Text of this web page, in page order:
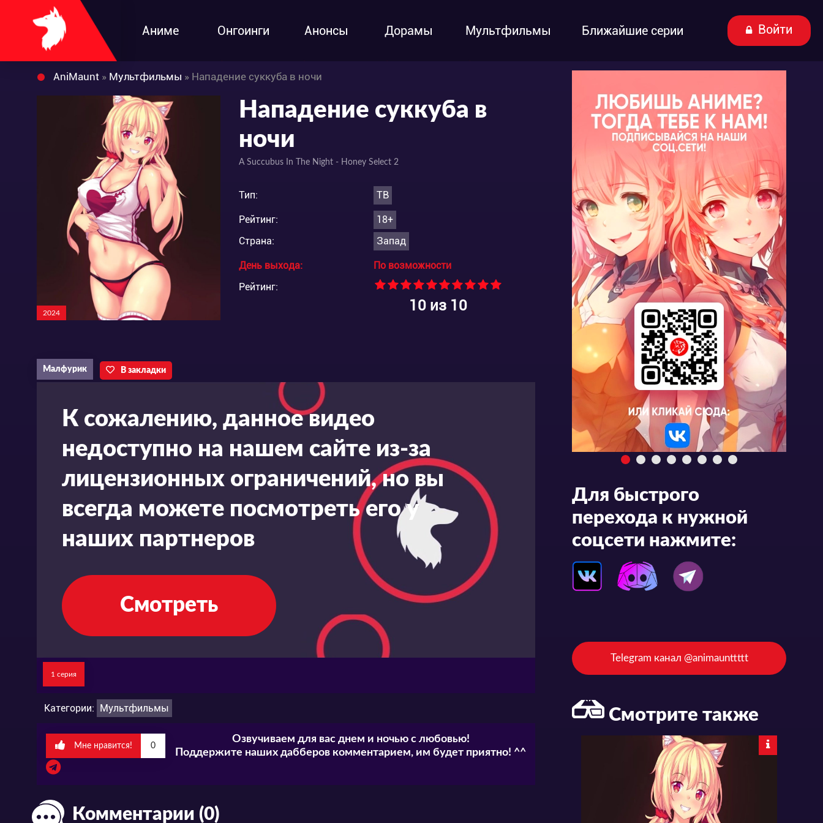
Аниме Онгоинги Анонсы Дорамы Мультфильмы Ближайшие серии Войти
AniMaunt » Мультфильмы » Нападение суккуба в ночи
2024
Нападение суккуба в
ночи
A Succubus In The Night - Honey Select 2
Тип: ТВ
Рейтинг:
18+
Страна:
Запад
День выхода:
По возможности
Рейтинг:
10из 10
Малфурик В закладки
К сожалению, данное видео
недоступно на нашем сайте из-за
лицензионных ограничений, но вы
всегда можете посмотреть его у
наших партнеров
Смотреть
1 серия
Категории: Мультфильмы
Мне нравится! 0
Озвучиваем для вас днем и ночью с любовью!
Поддержите наших дабберов комментарием, им будет приятно! ^^
Комментарии (0)
Для быстрого
перехода к нужной
соцсети нажмите:
Telegram канал @animaunttttt
Смотрите также